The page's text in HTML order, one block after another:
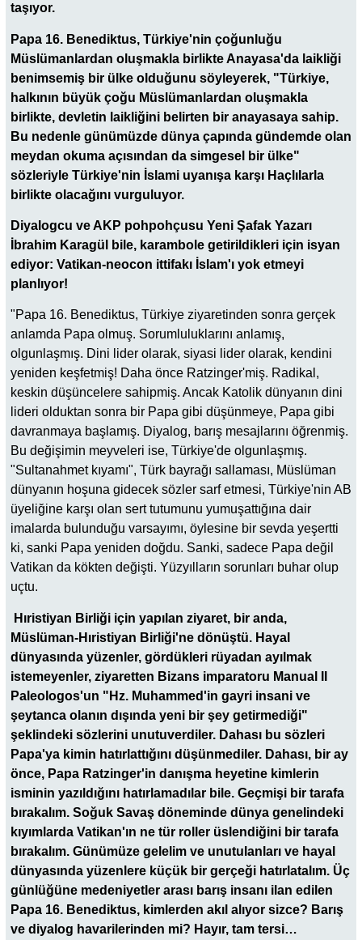
taşıyor.
Papa 16. Benediktus, Türkiye'nin çoğunluğu
Müslümanlardan oluşmakla birlikte Anayasa'da laikliği
benimsemiş bir ülke olduğunu söyleyerek, "Türkiye,
halkının büyük çoğu Müslümanlardan oluşmakla
birlikte, devletin laikliğini belirten bir anayasaya sahip.
Bu nedenle günümüzde dünya çapında gündemde olan
meydan okuma açısından da simgesel bir ülke"
sözleriyle Türkiye'nin İslami uyanışa karşı Haçlılarla
birlikte olacağını vurguluyor.
Diyalogcu ve AKP pohpohçusu Yeni Şafak Yazarı
İbrahim Karagül bile, karambole getirildikleri için isyan
ediyor: Vatikan-neocon ittifakı İslam'ı yok etmeyi
planlıyor!
"Papa 16. Benediktus, Türkiye ziyaretinden sonra gerçek
anlamda Papa olmuş. Sorumluluklarını anlamış,
olgunlaşmış. Dini lider olarak, siyasi lider olarak, kendini
yeniden keşfetmiş! Daha önce Ratzinger'miş. Radikal,
keskin düşüncelere sahipmiş. Ancak Katolik dünyanın dini
lideri olduktan sonra bir Papa gibi düşünmeye, Papa gibi
davranmaya başlamış. Diyalog, barış mesajlarını öğrenmiş.
Bu değişimin meyveleri ise, Türkiye'de olgunlaşmış.
"Sultanahmet kıyamı", Türk bayrağı sallaması, Müslüman
dünyanın hoşuna gidecek sözler sarf etmesi, Türkiye'nin AB
üyeliğine karşı olan sert tutumunu yumuşattığına dair
imalarda bulunduğu varsayımı, öylesine bir sevda yeşertti
ki, sanki Papa yeniden doğdu. Sanki, sadece Papa değil
Vatikan da kökten değişti. Yüzyılların sorunları buhar olup
uçtu.
Hıristiyan Birliği için yapılan ziyaret, bir anda,
Müslüman-Hıristiyan Birliği'ne dönüştü. Hayal
dünyasında yüzenler, gördükleri rüyadan ayılmak
istemeyenler, ziyaretten Bizans imparatoru Manual II
Paleologos'un "Hz. Muhammed'in gayri insani ve
şeytanca olanın dışında yeni bir şey getirmediği"
şeklindeki sözlerini unutuverdiler. Dahası bu sözleri
Papa'ya kimin hatırlattığını düşünmediler. Dahası, bir ay
önce, Papa Ratzinger'in danışma heyetine kimlerin
isminin yazıldığını hatırlamadılar bile. Geçmişi bir tarafa
bırakalım. Soğuk Savaş döneminde dünya genelindeki
kıyımlarda Vatikan'ın ne tür roller üslendiğini bir tarafa
bırakalım. Günümüze gelelim ve unutulanları ve hayal
dünyasında yüzenlere küçük bir gerçeği hatırlatalım. Üç
günlüğüne medeniyetler arası barış insanı ilan edilen
Papa 16. Benediktus, kimlerden akıl alıyor sizce? Barış
ve diyalog havarilerinden mi? Hayır, tam tersi…